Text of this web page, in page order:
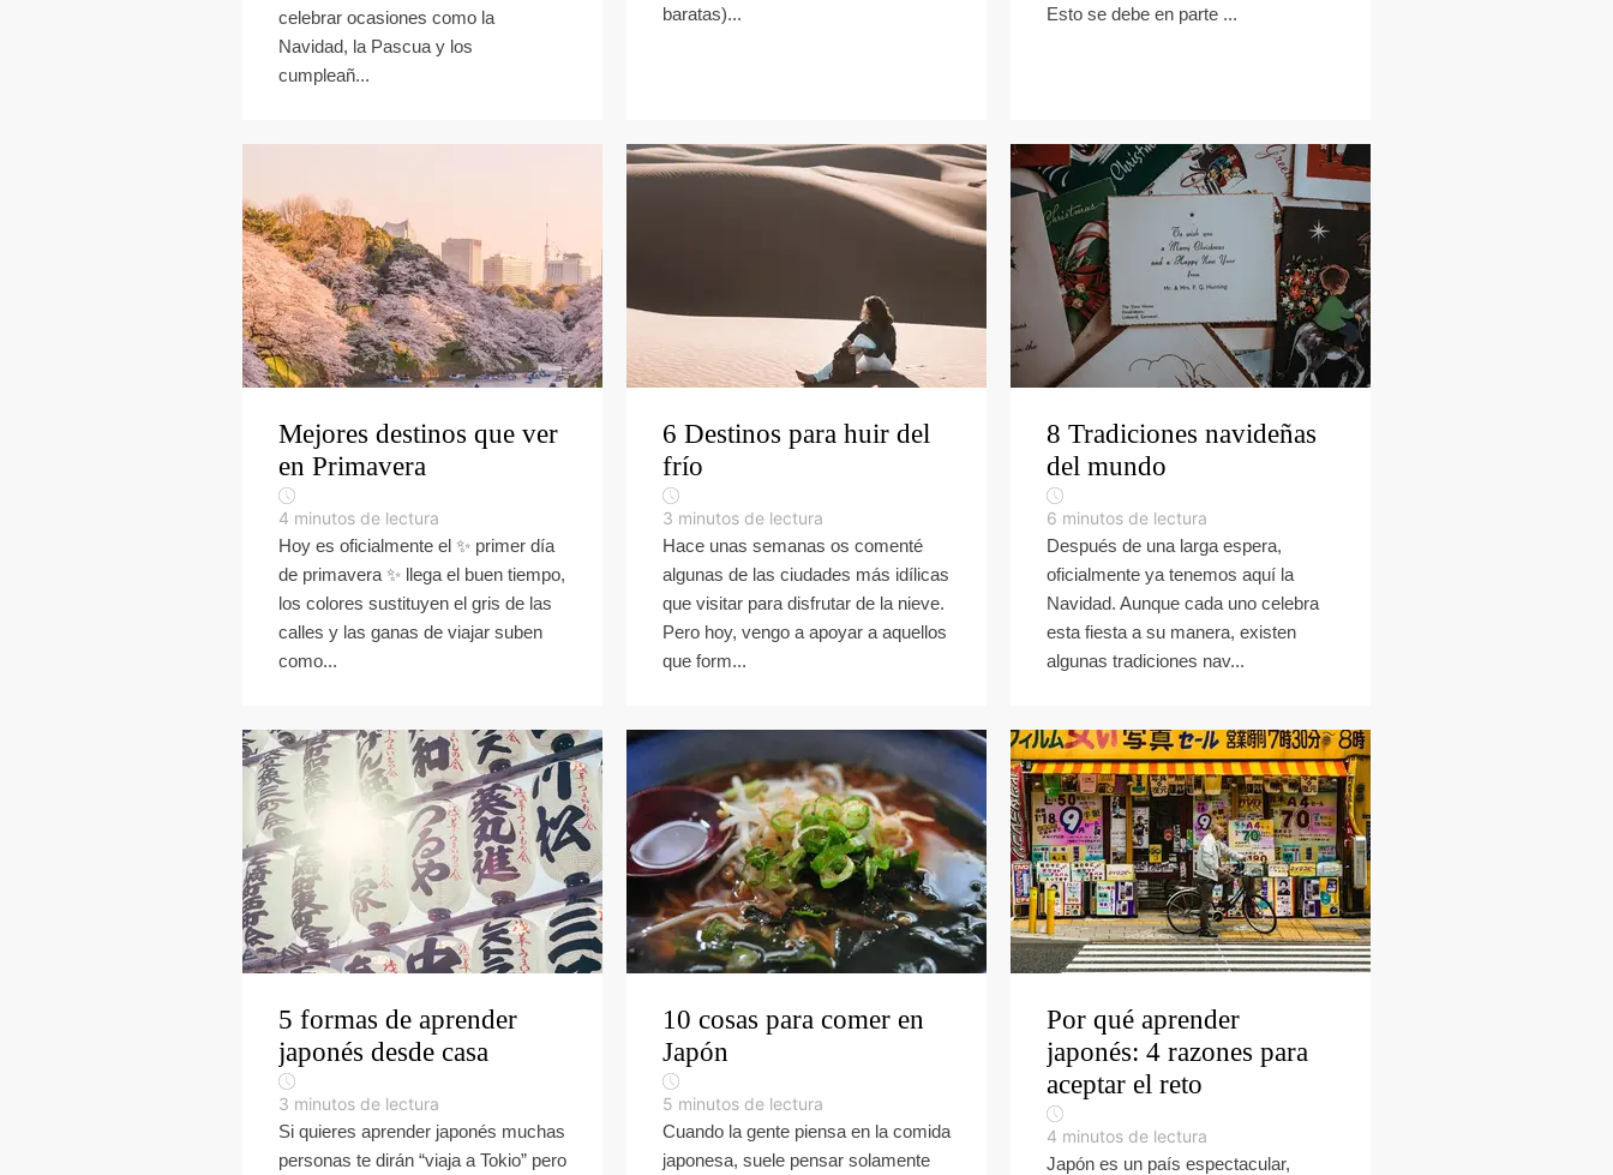
celebrar ocasiones como la
Navidad, la Pascua y los
cumpleañ...
baratas)...
Esto se debe en parte ...
Mejores destinos que ver
en Primavera
4 minutos de lectura
Hoy es oficialmente el ✨ primer día
de primavera ✨ llega el buen tiempo,
los colores sustituyen el gris de las
calles y las ganas de viajar suben
como...
6 Destinos para huir del
frío
3 minutos de lectura
Hace unas semanas os comenté
algunas de las ciudades más idílicas
que visitar para disfrutar de la nieve.
Pero hoy, vengo a apoyar a aquellos
que form...
8 Tradiciones navideñas
del mundo
6 minutos de lectura
Después de una larga espera,
oficialmente ya tenemos aquí la
Navidad. Aunque cada uno celebra
esta fiesta a su manera, existen
algunas tradiciones nav...
5 formas de aprender
japonés desde casa
3 minutos de lectura
Si quieres aprender japonés muchas
personas te dirán “viaja a Tokio” pero
10 cosas para comer en
Japón
5 minutos de lectura
Cuando la gente piensa en la comida
japonesa, suele pensar solamente
Por qué aprender
japonés: 4 razones para
aceptar el reto
4 minutos de lectura
Japón es un país espectacular,